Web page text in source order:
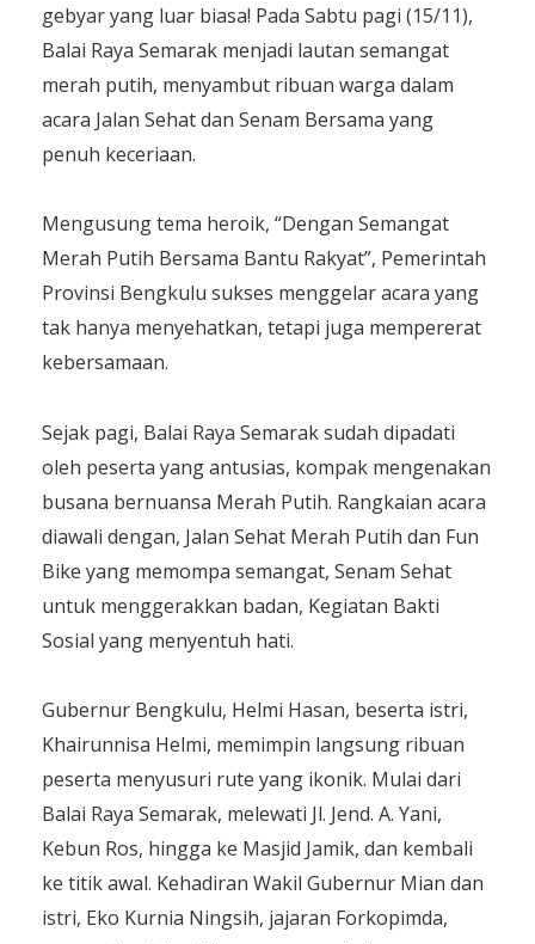
gebyar yang luar biasa! Pada Sabtu pagi (15/11),
Balai Raya Semarak menjadi lautan semangat
merah putih, menyambut ribuan warga dalam
acara Jalan Sehat dan Senam Bersama yang
penuh keceriaan.
Mengusung tema heroik, “Dengan Semangat
Merah Putih Bersama Bantu Rakyat”, Pemerintah
Provinsi Bengkulu sukses menggelar acara yang
tak hanya menyehatkan, tetapi juga mempererat
kebersamaan.
Sejak pagi, Balai Raya Semarak sudah dipadati
oleh peserta yang antusias, kompak mengenakan
busana bernuansa Merah Putih. Rangkaian acara
diawali dengan, Jalan Sehat Merah Putih dan Fun
Bike yang memompa semangat, Senam Sehat
untuk menggerakkan badan, Kegiatan Bakti
Sosial yang menyentuh hati.
Gubernur Bengkulu, Helmi Hasan, beserta istri,
Khairunnisa Helmi, memimpin langsung ribuan
peserta menyusuri rute yang ikonik. Mulai dari
Balai Raya Semarak, melewati Jl. Jend. A. Yani,
Kebun Ros, hingga ke Masjid Jamik, dan kembali
ke titik awal. Kehadiran Wakil Gubernur Mian dan
istri, Eko Kurnia Ningsih, jajaran Forkopimda,